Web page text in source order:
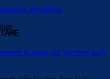
abzugeben